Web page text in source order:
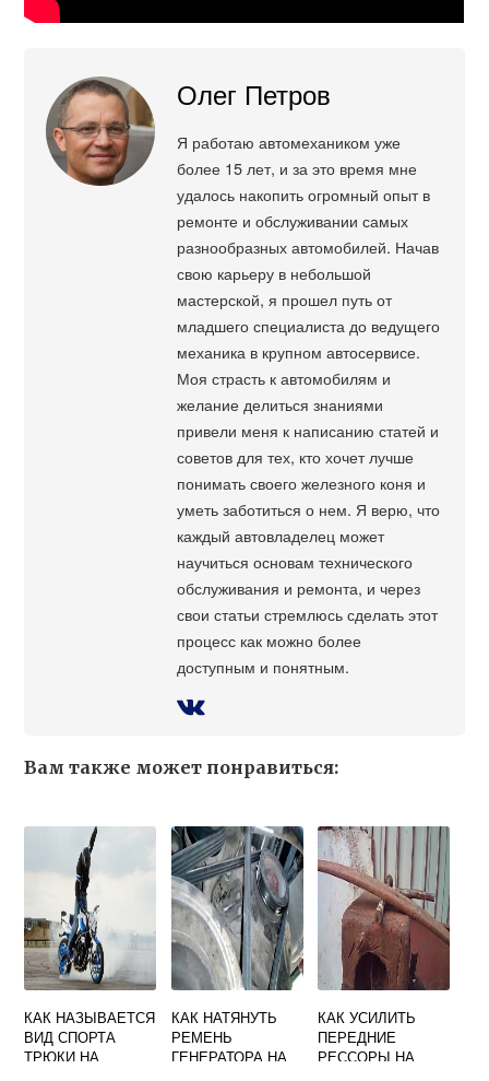
Олег Петров
Я работаю автомехаником уже
более 15 лет, и за это время мне
удалось накопить огромный опыт в
ремонте и обслуживании самых
разнообразных автомобилей. Начав
свою карьеру в небольшой
мастерской, я прошел путь от
младшего специалиста до ведущего
механика в крупном автосервисе.
Моя страсть к автомобилям и
желание делиться знаниями
привели меня к написанию статей и
советов для тех, кто хочет лучше
понимать своего железного коня и
уметь заботиться о нем. Я верю, что
каждый автовладелец может
научиться основам технического
обслуживания и ремонта, и через
свои статьи стремлюсь сделать этот
процесс как можно более
доступным и понятным.
Вам также может понравиться:
КАК НАЗЫВАЕТСЯ
ВИД СПОРТА
ТРЮКИ НА
КАК НАТЯНУТЬ
РЕМЕНЬ
ГЕНЕРАТОРА НА
КАК УСИЛИТЬ
ПЕРЕДНИЕ
РЕССОРЫ НА